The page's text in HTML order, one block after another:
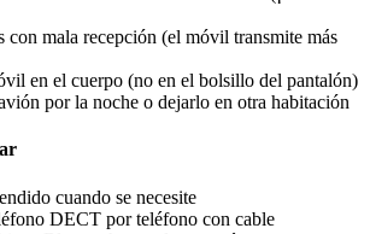
con mala recepción (el móvil transmite más
en el cuerpo (no en el bolsillo del pantalón)
por la noche o dejarlo en otra habitación
cuando se necesite
DECT por teléfono con cable